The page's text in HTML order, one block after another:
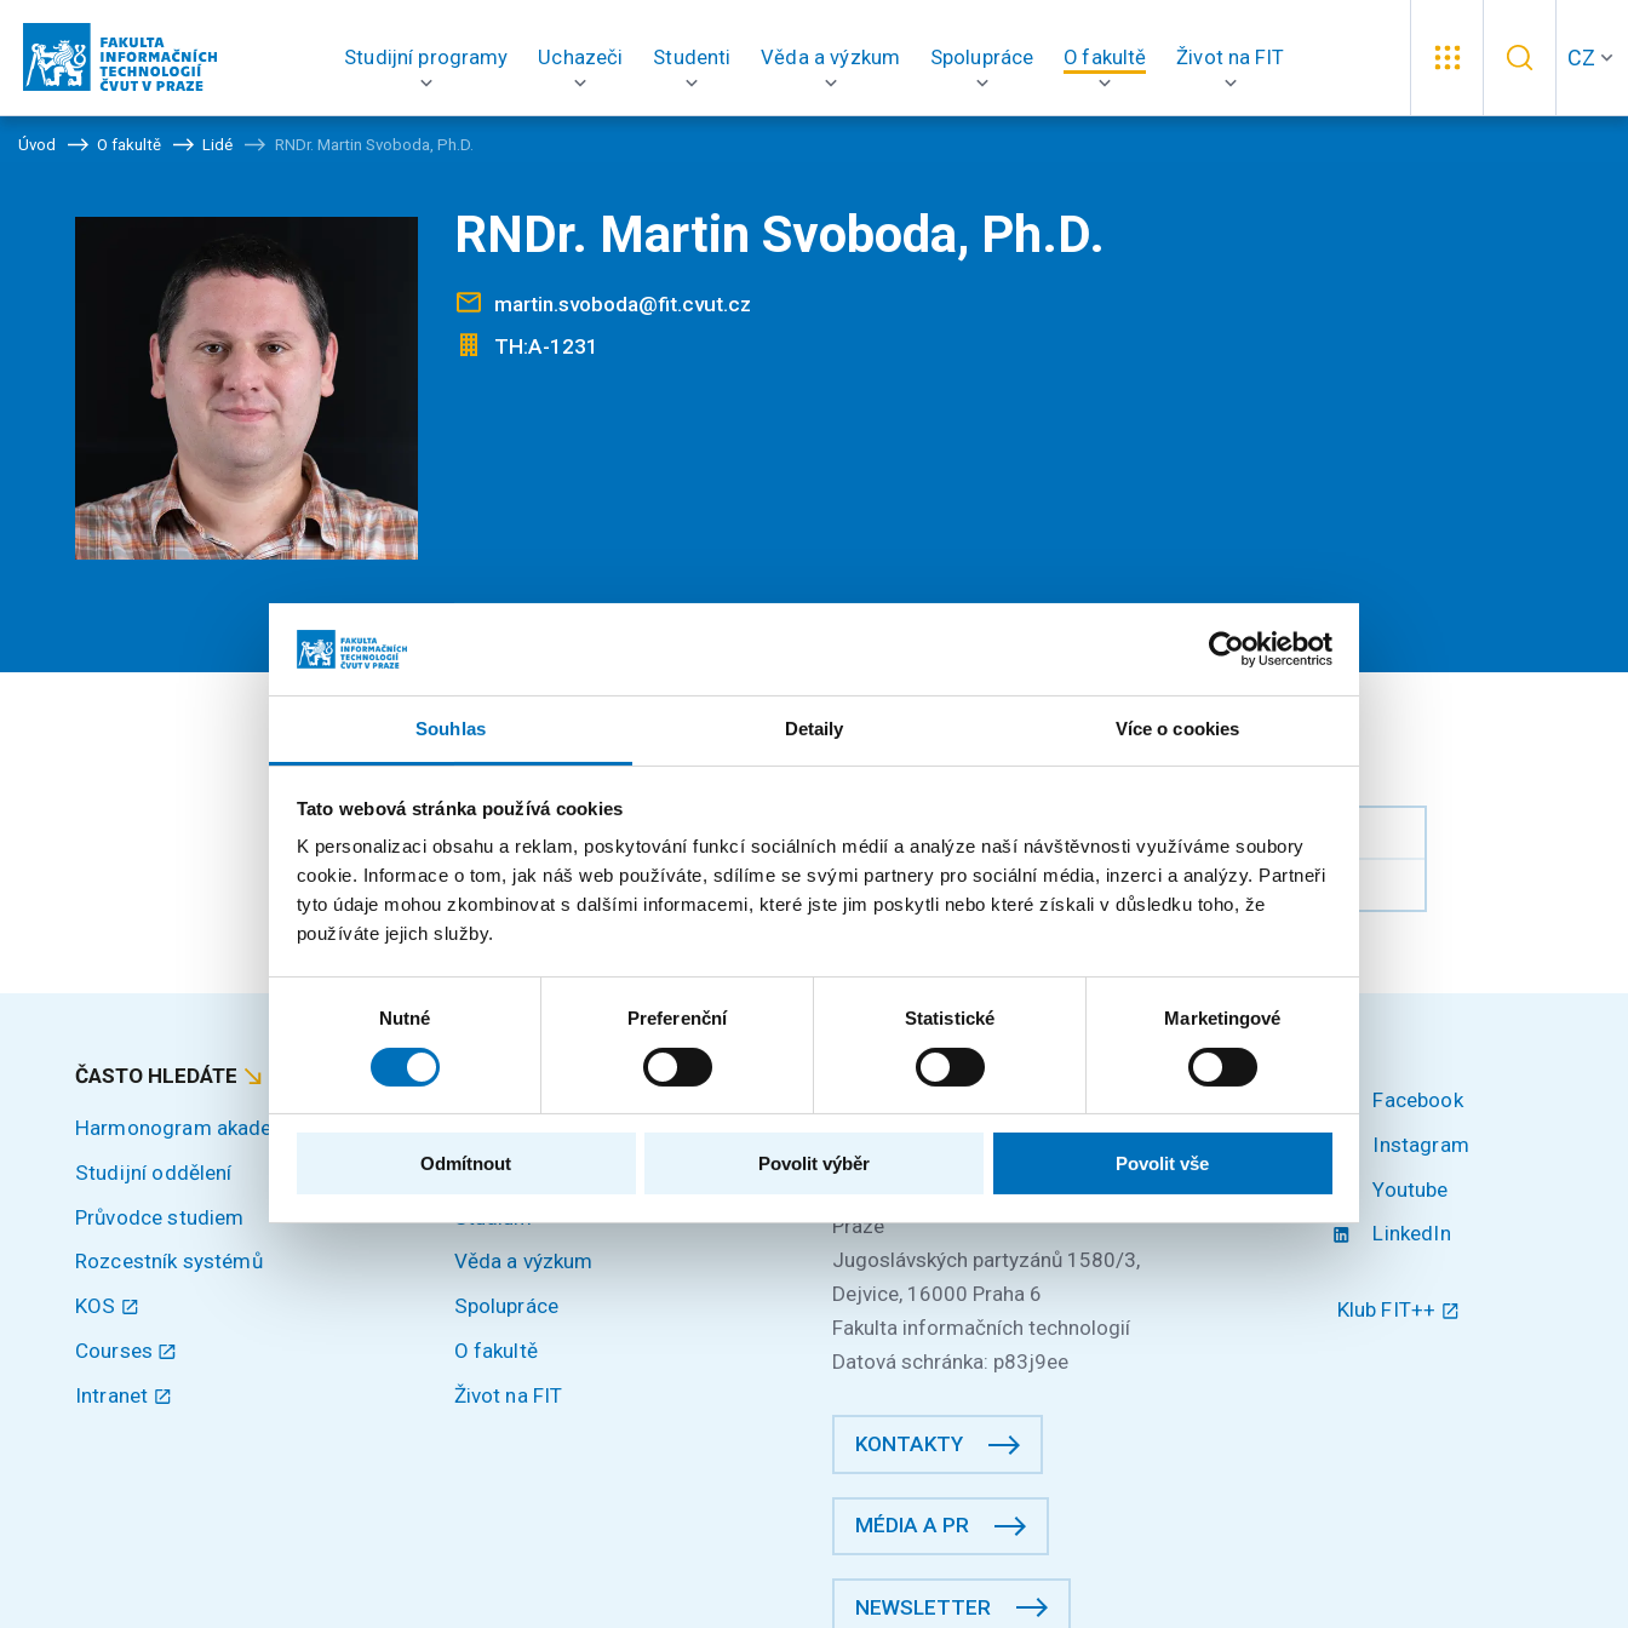
Souhlas Detaily Více o cookies
Tato webová stránka používá cookies
K personalizaci obsahu a reklam, poskytování funkcí sociálních médií a analýze naší návštěvnosti využíváme soubory
cookie. Informace o tom, jak náš web používáte, sdílíme se svými partnery pro sociální média, inzerci a analýzy. Partneři
tyto údaje mohou zkombinovat s dalšími informacemi, které jste jim poskytli nebo které získali v důsledku toho, že
používáte jejich služby.
Nutné Preferenční Statistické Marketingové
Odmítnout Povolit výběr Povolit vše
Studijní programy Uchazeči Studenti Věda a výzkum Spolupráce O fakultě Život na FIT CZ
Úvod O fakultě Lidé RNDr. Martin Svoboda, Ph.D.
RNDr. Martin Svoboda, Ph.D.
martin.svoboda@fit.cvut.cz
TH:A-1231
Pozice
externí učitel Katedra softwarového inženýrství
ČASTO HLEDÁTE
Harmonogram akademického roku
Studijní oddělení
Průvodce studiem
Rozcestník systémů
KOS
Courses
Intranet
Uchazeči
Studium
Věda a výzkum
Spolupráce
O fakultě
Život na FIT
FAKTURAČNÍ ÚDAJE
DIČ: CZ68407700
České vysoké učení technické v
Praze
Jugoslávských partyzánů 1580/3,
Dejvice, 16000 Praha 6
Fakulta informačních technologií
Datová schránka: p83j9ee
KONTAKTY
MÉDIA A PR
NEWSLETTER
Facebook
Instagram
Youtube
LinkedIn
Klub FIT++